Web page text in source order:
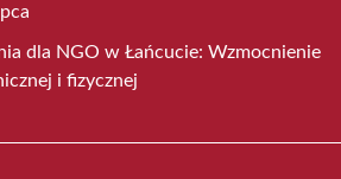
dla NGO w Łańcucie: Wzmocnienie
i fizycznej